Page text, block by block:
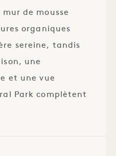
de mousse
organiques
sereine, tandis
une
et une vue
Park complètent